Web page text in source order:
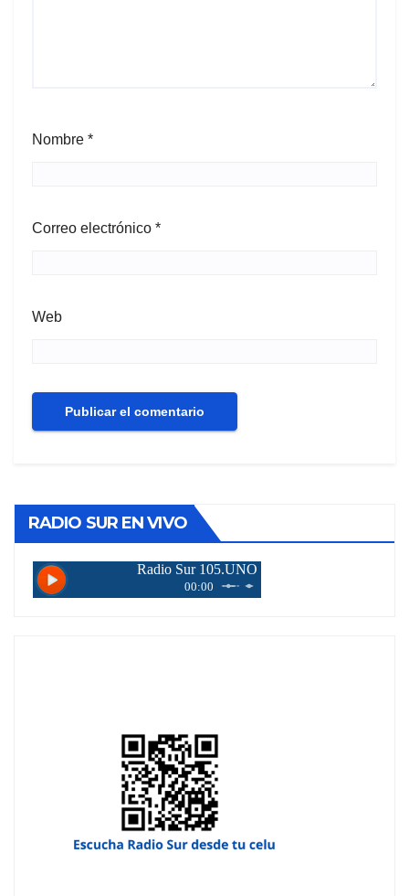
Nombre *
Correo electrónico *
Web
RADIO SUR EN VIVO